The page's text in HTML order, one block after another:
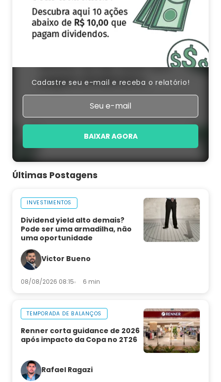
Cadastre seu e-mail e receba o relatório!
BAIXAR AGORA
Últimas Postagens
INVESTIMENTOS
Dividend yield alto demais?
Pode ser uma armadilha, não
uma oportunidade
Victor Bueno
08/08/2026 08:15 6 min
TEMPORADA DE BALANÇOS
Renner corta guidance de 2026
após impacto da Copa no 2T26
Rafael Ragazi